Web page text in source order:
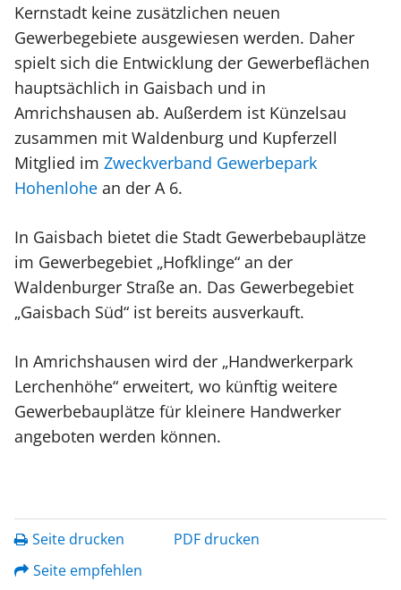
Kernstadt keine zusätzlichen neuen
Gewerbegebiete ausgewiesen werden. Daher
spielt sich die Entwicklung der Gewerbeflächen
hauptsächlich in Gaisbach und in
Amrichshausen ab. Außerdem ist Künzelsau
zusammen mit Waldenburg und Kupferzell
Mitglied im Zweckverband Gewerbepark
Hohenlohe an der A 6.
In Gaisbach bietet die Stadt Gewerbebauplätze
im Gewerbegebiet „Hofklinge“ an der
Waldenburger Straße an. Das Gewerbegebiet
„Gaisbach Süd“ ist bereits ausverkauft.
In Amrichshausen wird der „Handwerkerpark
Lerchenhöhe“ erweitert, wo künftig weitere
Gewerbebauplätze für kleinere Handwerker
angeboten werden können.
Seite drucken
PDF drucken
Seite empfehlen